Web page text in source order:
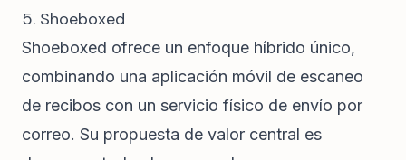
5. Shoeboxed
Shoeboxed ofrece un enfoque híbrido único,
combinando una aplicación móvil de escaneo
de recibos con un servicio físico de envío por
correo. Su propuesta de valor central es